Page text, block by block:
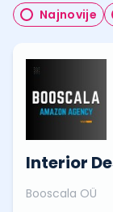
Najnovije
Interior
Booscala OÜ